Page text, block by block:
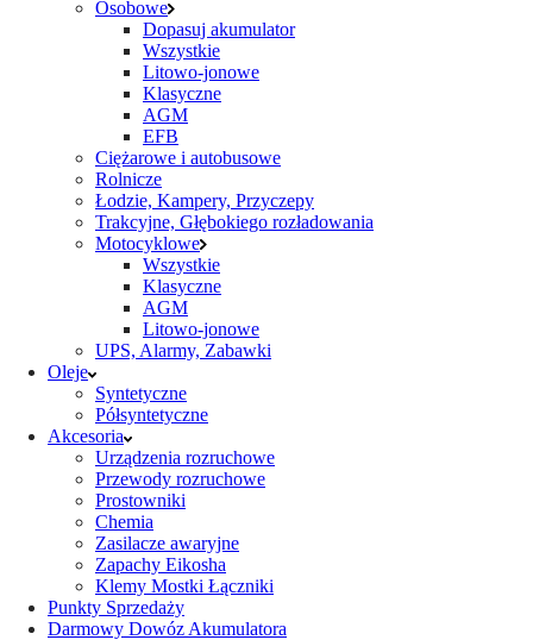
Osobowe
Dopasuj akumulator
Wszystkie
Litowo-jonowe
Klasyczne
AGM
EFB
Ciężarowe i autobusowe
Rolnicze
Łodzie, Kampery, Przyczepy
Trakcyjne, Głębokiego rozładowania
Motocyklowe
Wszystkie
Klasyczne
AGM
Litowo-jonowe
UPS, Alarmy, Zabawki
Oleje
Syntetyczne
Półsyntetyczne
Akcesoria
Urządzenia rozruchowe
Przewody rozruchowe
Prostowniki
Chemia
Zasilacze awaryjne
Zapachy Eikosha
Klemy Mostki Łączniki
Punkty Sprzedaży
Darmowy Dowóz Akumulatora